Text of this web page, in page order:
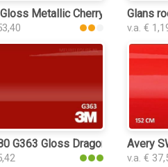
Metallic Cherry Red 3068
Glans
v.a. €
G363 Gloss Dragon Fire Red
Avery
v.a. €